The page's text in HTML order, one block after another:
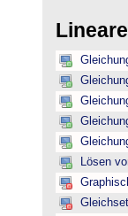
Lösen